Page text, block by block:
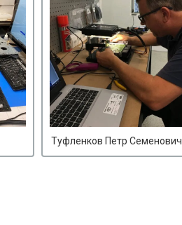
Туфленков Петр Семенович